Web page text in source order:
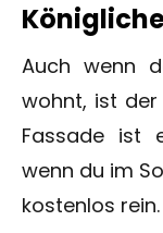
Auch wenn
wohnt, ist der
Fassade ist
wenn du im
kostenlos rein.